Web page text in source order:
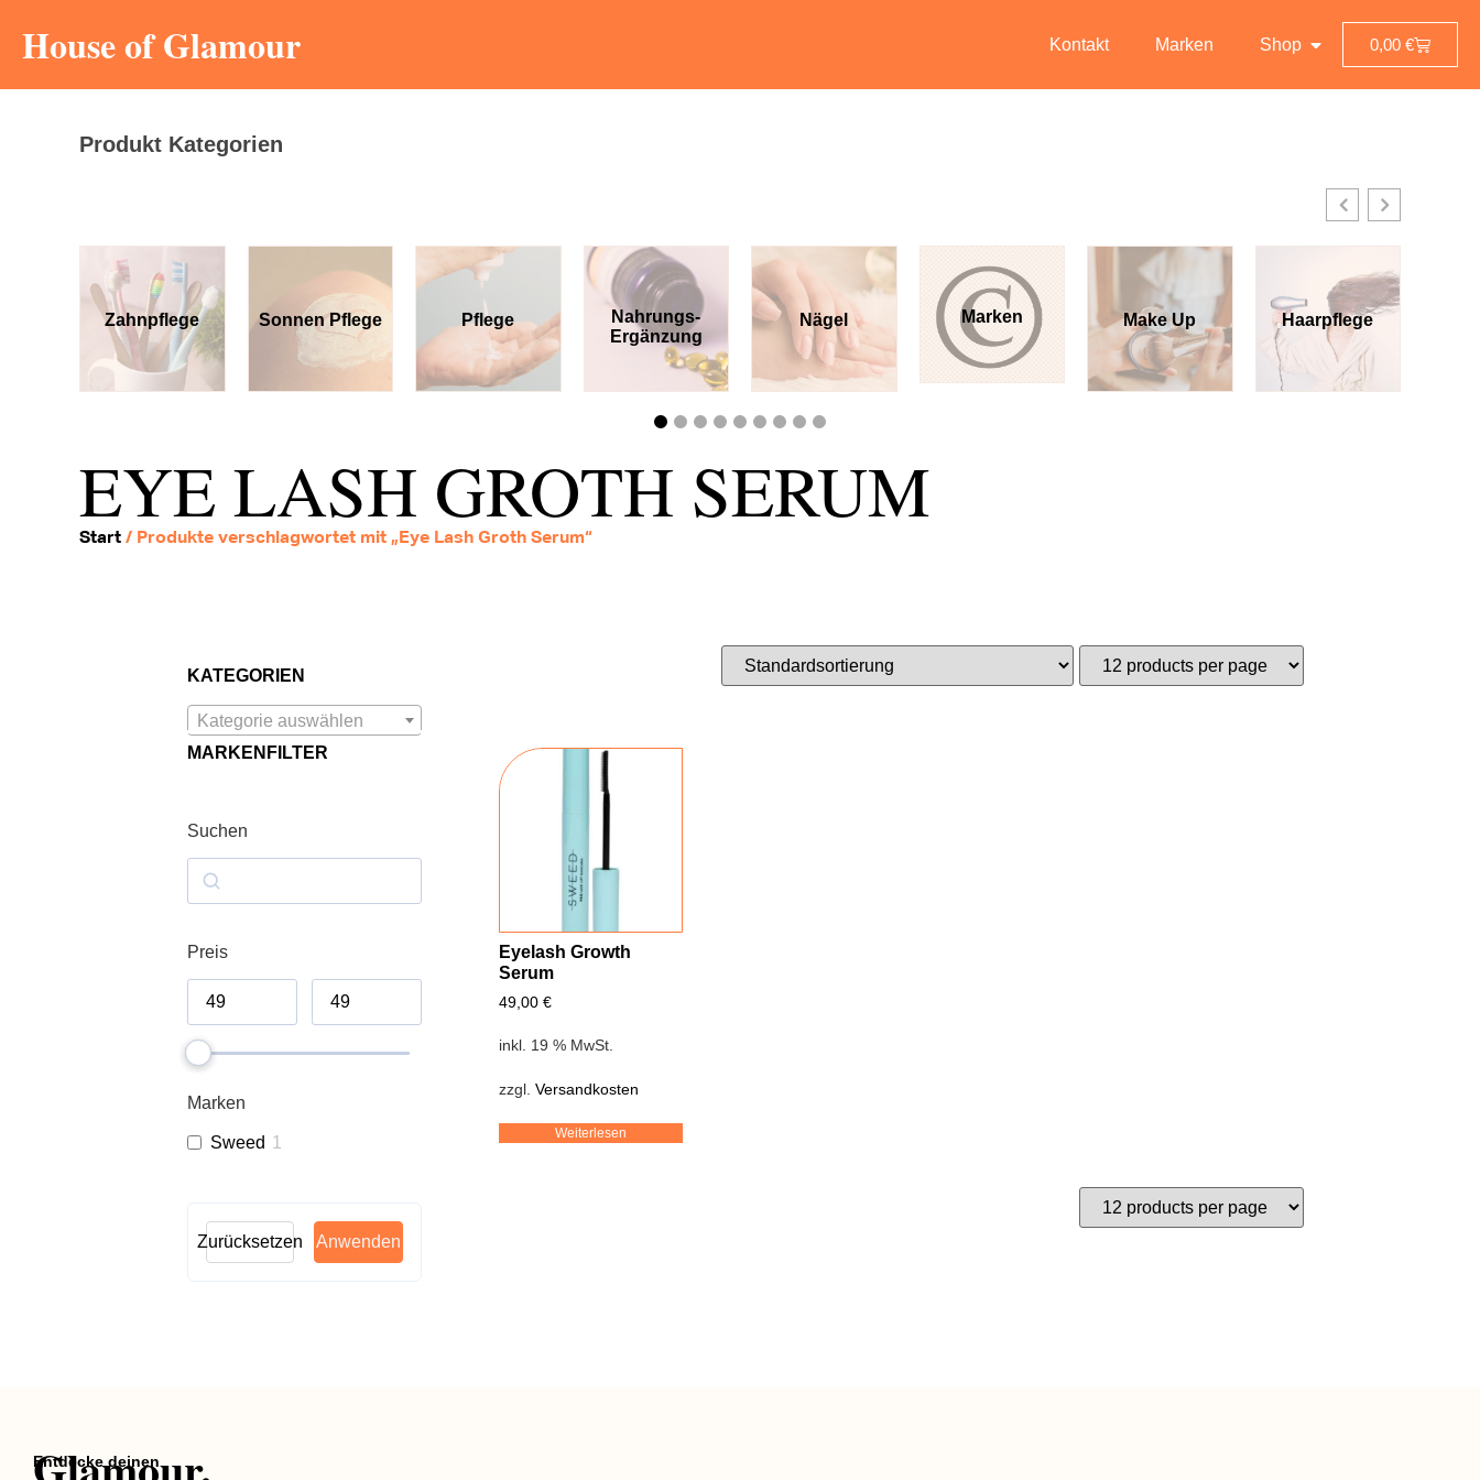
House of Glamour Kontakt Marken Shop 0,00 €
Produkt Kategorien
Zahnpflege Sonnen Pflege Pflege
Nahrungs-
Ergänzung
Nägel Marken Make Up Haarpflege
EYE LASH GROTH SERUM
Start / Produkte verschlagwortet mit „Eye Lash Groth Serum“
KATEGORIEN
Kategorie auswählen
MARKENFILTER
Suchen
Preis
Marken
Sweed 1
Anwenden
Zurücksetzen
Eyelash Growth
Serum
49,00 €
inkl. 19 % MwSt.
zzgl. Versandkosten
Weiterlesen
Entdecke deinen